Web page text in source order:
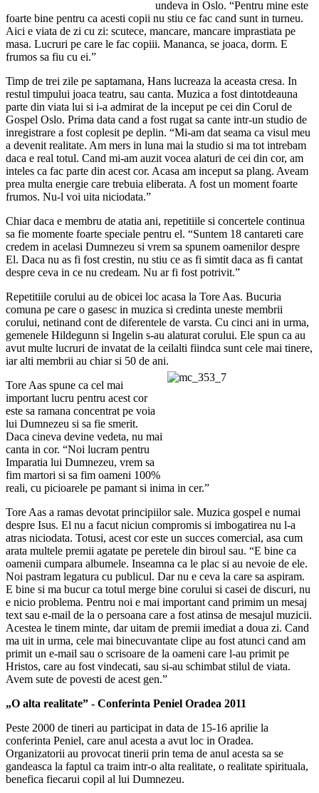
undeva in Oslo. “Pentru mine este
foarte bine pentru ca acesti copii nu stiu ce fac cand sunt in turneu.
Aici e viata de zi cu zi: scutece, mancare, mancare imprastiata pe
masa. Lucruri pe care le fac copiii. Mananca, se joaca, dorm. E
frumos sa fiu cu ei.”
Timp de trei zile pe saptamana, Hans lucreaza la aceasta cresa. In
restul timpului joaca teatru, sau canta. Muzica a fost dintotdeauna
parte din viata lui si i-a admirat de la inceput pe cei din Corul de
Gospel Oslo. Prima data cand a fost rugat sa cante intr-un studio de
inregistrare a fost coplesit pe deplin. “Mi-am dat seama ca visul meu
a devenit realitate. Am mers in luna mai la studio si ma tot intrebam
daca e real totul. Cand mi-am auzit vocea alaturi de cei din cor, am
inteles ca fac parte din acest cor. Acasa am inceput sa plang. Aveam
prea multa energie care trebuia eliberata. A fost un moment foarte
frumos. Nu-l voi uita niciodata.”
Chiar daca e membru de atatia ani, repetitiile si concertele continua
sa fie momente foarte speciale pentru el. “Suntem 18 cantareti care
credem in acelasi Dumnezeu si vrem sa spunem oamenilor despre
El. Daca nu as fi fost crestin, nu stiu ce as fi simtit daca as fi cantat
despre ceva in ce nu credeam. Nu ar fi fost potrivit.”
Repetitiile corului au de obicei loc acasa la Tore Aas. Bucuria
comuna pe care o gasesc in muzica si credinta uneste membrii
corului, netinand cont de diferentele de varsta. Cu cinci ani in urma,
gemenele Hildegunn si Ingelin s-au alaturat corului. Ele spun ca au
avut multe lucruri de invatat de la ceilalti fiindca sunt cele mai tinere,
iar alti membrii au chiar si 50 de ani.
Tore Aas spune ca cel mai
important lucru pentru acest cor
este sa ramana concentrat pe voia
lui Dumnezeu si sa fie smerit.
Daca cineva devine vedeta, nu mai
canta in cor. “Noi lucram pentru
Imparatia lui Dumnezeu, vrem sa
fim martori si sa fim oameni 100%
reali, cu picioarele pe pamant si inima in cer.”
Tore Aas a ramas devotat principiilor sale. Muzica gospel e numai
despre Isus. El nu a facut niciun compromis si imbogatirea nu l-a
atras niciodata. Totusi, acest cor este un succes comercial, asa cum
arata multele premii agatate pe peretele din biroul sau. “E bine ca
oamenii cumpara albumele. Inseamna ca le plac si au nevoie de ele.
Noi pastram legatura cu publicul. Dar nu e ceva la care sa aspiram.
E bine si ma bucur ca totul merge bine corului si casei de discuri, nu
e nicio problema. Pentru noi e mai important cand primim un mesaj
text sau e-mail de la o persoana care a fost atinsa de mesajul muzicii.
Acestea le tinem minte, dar uitam de premii imediat a doua zi. Cand
ma uit in urma, cele mai binecuvantate clipe au fost atunci cand am
primit un e-mail sau o scrisoare de la oameni care l-au primit pe
Hristos, care au fost vindecati, sau si-au schimbat stilul de viata.
Avem sute de povesti de acest gen.”
„O alta realitate” - Conferinta Peniel Oradea 2011
Peste 2000 de tineri au participat in data de 15-16 aprilie la
conferinta Peniel, care anul acesta a avut loc in Oradea.
Organizatorii au provocat tinerii prin tema de anul acesta sa se
gandeasca la faptul ca traim intr-o alta realitate, o realitate spirituala,
benefica fiecarui copil al lui Dumnezeu.